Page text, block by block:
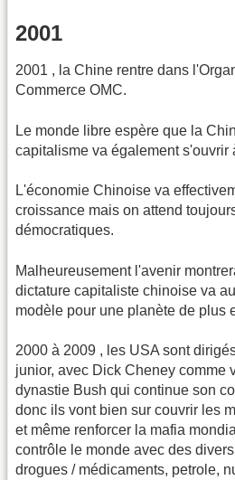
2001
2001 , la Chine rentre dans
Commerce OMC.
Le monde libre espère que la
capitalisme va également s'ouvrir
L'économie Chinoise va
croissance mais on attend
démocratiques.
Malheureusement l'avenir
dictature capitaliste chinoise va
modèle pour une planète de plus
2000 à 2009 , les USA sont
junior, avec Dick Cheney comme
dynastie Bush qui continue son
donc ils vont bien sur couvrir les
et même renforcer la mafia
contrôle le monde avec des
drogues / médicaments, petrole,